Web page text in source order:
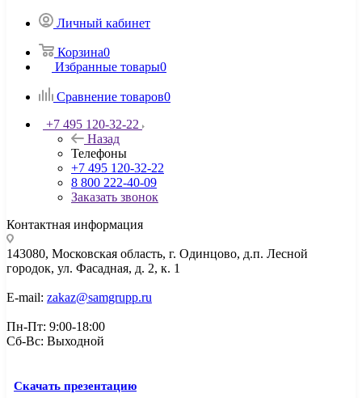
Личный кабинет
Корзина0
Избранные товары0
Сравнение товаров0
+7 495 120-32-22
Назад
Телефоны
+7 495 120-32-22
8 800 222-40-09
Заказать звонок
Контактная информация
143080, Mосковская область, г. Одинцово, д.п. Лесной
городок, ул. Фасадная, д. 2, к. 1
E-mail: zakaz@samgrupp.ru
Пн-Пт: 9:00-18:00
Сб-Вс: Выходной
Скачать презентацию